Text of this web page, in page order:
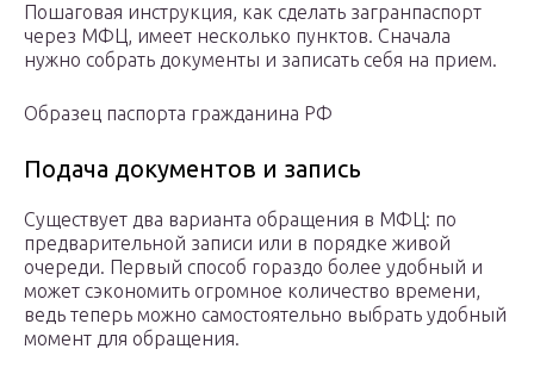
Пошаговая инструкция, как сделать загранпаспорт
через МФЦ, имеет несколько пунктов. Сначала
нужно собрать документы и записать себя на прием.
Образец паспорта гражданина РФ
Подача документов и запись
Существует два варианта обращения в МФЦ: по
предварительной записи или в порядке живой
очереди. Первый способ гораздо более удобный и
может сэкономить огромное количество времени,
ведь теперь можно самостоятельно выбрать удобный
момент для обращения.